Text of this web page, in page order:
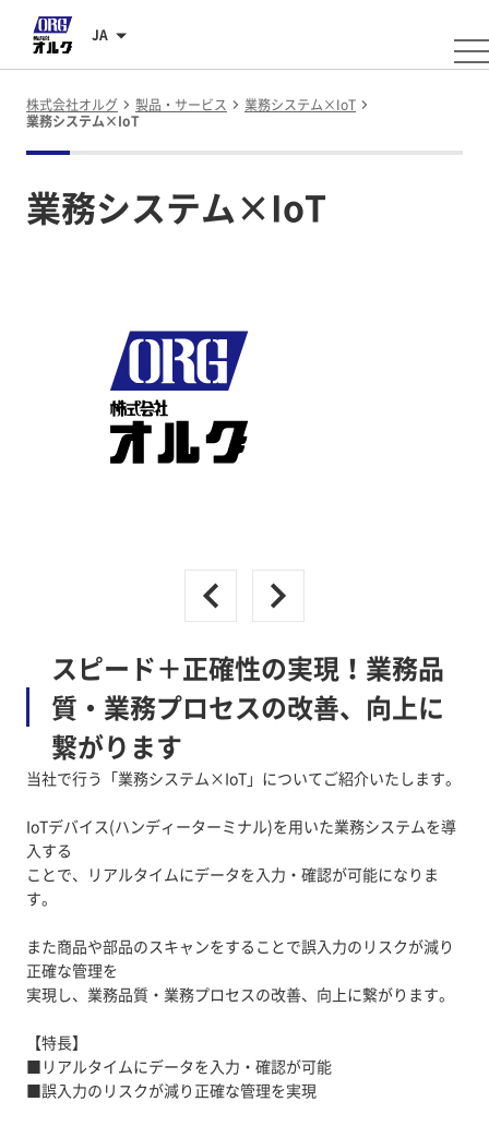
JA
株式会社オルグ 製品・サービス
業務システム×IoT
業務システム×IoT
業務システム×IoT
スピード＋正確性の実現！業務品
質・業務プロセスの改善、向上に
繋がります
当社で行う「業務システム×IoT」についてご紹介いたします。
IoTデバイス(ハンディーターミナル)を用いた業務システムを導
入する
ことで、リアルタイムにデータを入力・確認が可能になりま
す。
また商品や部品のスキャンをすることで誤入力のリスクが減り
正確な管理を
実現し、業務品質・業務プロセスの改善、向上に繋がります。
【特長】
■リアルタイムにデータを入力・確認が可能
■誤入力のリスクが減り正確な管理を実現